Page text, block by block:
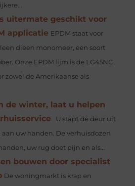
uitermate geschikt voor
applicatie EPDM staat voor
dieen monomeer, een soort
Onze EPDM lijm is de LG45NC
zowel de Amerikaanse als
de winter, laat u helpen
U stapt de deur uit
aan uw handen. De verhuisdozen
uw rug doet pijn en als...
bouwen door specialist
De woningmarkt is krap en